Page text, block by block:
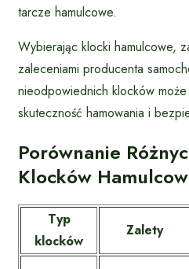
tarcze hamulcowe.
Wybierając klocki hamulcowe,
zaleceniami producenta
nieodpowiednich klocków
skuteczność hamowania i
Porównanie
Klocków
Typ
klocków
Zalety